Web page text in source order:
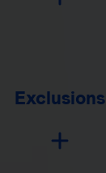
Exclusions